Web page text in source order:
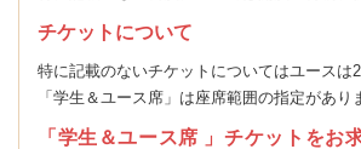
チケットについて
特に記載のないチケットについてはユースは
「学生＆ユース席」は座席範囲の指定があり
「学生＆ユース席 」チケットをお